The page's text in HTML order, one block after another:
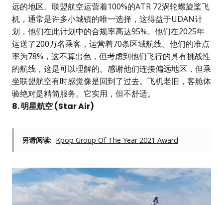
远的地区。联盟航空运营着100%的ATR 72涡轮螺旋桨飞
机，通常是许多小城镇的唯一选择，这得益于UDAN计
划，他们在此计划中的合规率高达95%。他们在2025年
运送了200万名乘客，运营着70条区域航线。他们的准点
率为78%，这不算出色，但考虑到他们飞行的具有挑战性
的航线，这是可以理解的。感谢他们连接偏远地区，但乘
坐联盟航空有时感觉像是回到了过去。飞机老旧，客舱体
验绝对是精简服务。它实用，但不舒适。
8. 明星航空 (Star Air)
另请阅读: Kpop Group Of The Year 2021 Award